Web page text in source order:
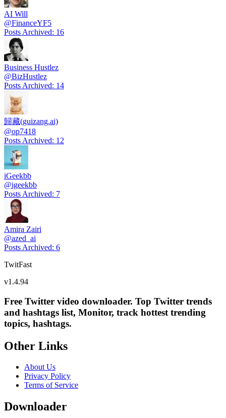
AI Will
@FinanceYF5
Posts Archived: 16
Business Hustlez
@BizHustlez
Posts Archived: 14
歸藏(guizang.ai)
@op7418
Posts Archived: 12
iGeekbb
@igeekbb
Posts Archived: 7
Amira Zairi
@azed_ai
Posts Archived: 6
TwitFast
v1.4.94
Free Twitter video downloader. Top Twitter trends
and hashtags list, Monitor, track hottest trending
topics, hashtags.
Other Links
About Us
Privacy Policy
Terms of Service
Downloader